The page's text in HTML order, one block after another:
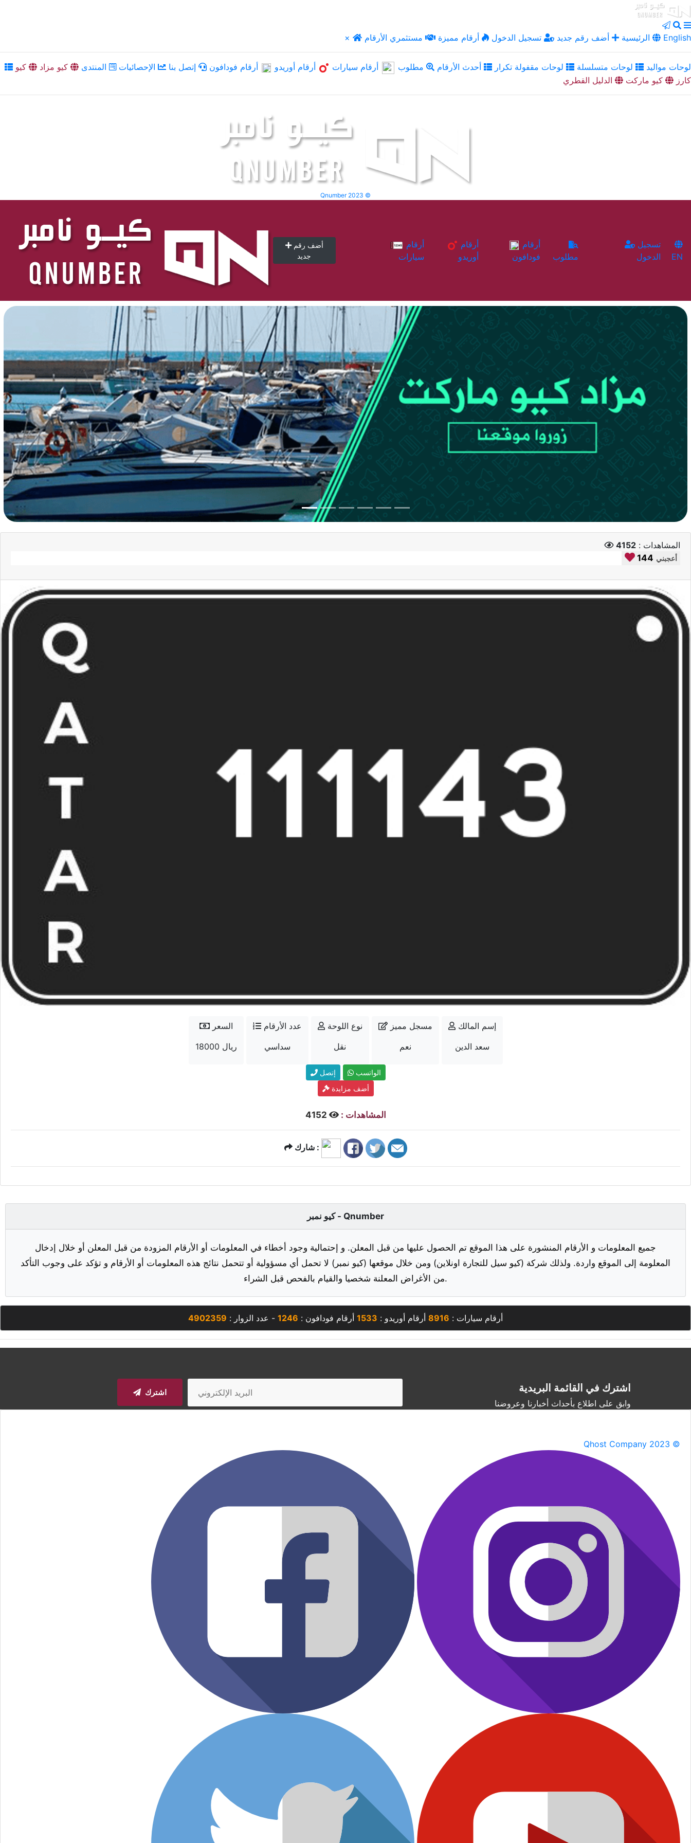
× الرئيسية أضف رقم جديد تسجيل الدخول أرقام مميزة مستثمري الأرقام English
لوحات مواليد لوحات متسلسلة لوحات مقفولة تكرار أحدث الأرقام مطلوب أرقام سيارات أرقام أوريدو أرقام فودافون إتصل بنا الإحصائيات المنتدى كيو مزاد
كيو
كارز
كيو ماركت الدليل القطري
Qnumber 2023 ©
أضف رقم
جديد
سيارات
أوريدو
فودافون
مطلوب
الدخول
EN
المشاهدات : 4152
144 أعجبني
السعر
18000 ريال
عدد الأرقام
سداسي
نوع اللوحة
نقل
مسجل مميز
نعم
إسم المالك
سعد الدين
إتصل
الواتسب
أضف مزايدة
المشاهدات :
شارك :
كيو نمبر - Qnumber
جميع المعلومات و الأرقام المنشورة على هذا الموقع تم الحصول عليها من قبل المعلن. و إحتمالية وجود أخطاء في المعلومات أو الأرقام المزودة من قبل المعلن أو خلال إدخال
المعلومة إلى الموقع واردة. ولذلك شركة (كيو سيل للتجارة اونلاين) ومن خلال موقعها (كيو نمبر) لا تحمل أي مسؤولية أو تتحمل نتائج هذه المعلومات أو الأرقام و تؤكد على وجوب التأكد
من الأغراض المعلنة شخصيا والقيام بالفحص قبل الشراء.
أرقام سيارات : 8916 أرقام أوريدو : 1533 أرقام فودافون : 1246 - عدد الزوار : 4902359
اشترك في القائمة البريدية
وابق على اطلاع بأحداث أخبارنا وعروضنا
اشترك
Qhost Company 2023 ©